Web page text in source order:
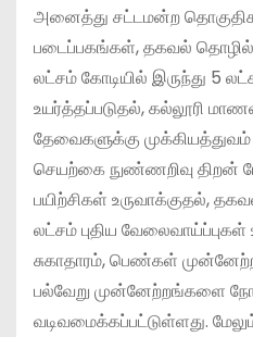
அனைத்து சட்டமன்ற
படைப்பகங்கள், தகவல்
லட்சம் கோடியில் இருந்து 5
உயர்த்தப்படுதல், கல்லூரி
தேவைகளுக்கு
செயற்கை நுண்ணறிவு திறன்
பயிற்சிகள் உருவாக்குதல்,
லட்சம் புதிய வேலைவாய்ப்புகள்
சுகாதாரம், பெண்கள்
பல்வேறு முன்னேற்றங்களை
வடிவமைக்கப்பட்டுள்ளது.